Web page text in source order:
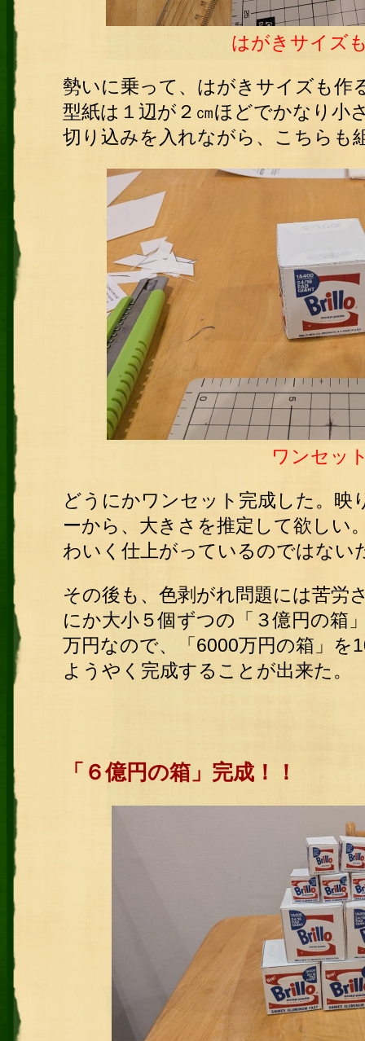
はがきサイズ
勢いに乗って、はがきサイズも作
型紙は１辺が２㎝ほどでかなり小
切り込みを入れながら、こちらも
ワンセッ
どうにかワンセット完成した。映
ーから、大きさを推定して欲しい
わいく仕上がっているのではない
その後も、色剥がれ問題には苦労
にか大小５個ずつの「３億円の箱
万円なので、「6000万円の箱」を
ようやく完成することが出来た。
「６億円の箱」完成！！